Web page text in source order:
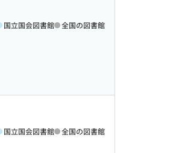
国立国会図書館 全国の図書館
国立国会図書館 全国の図書館